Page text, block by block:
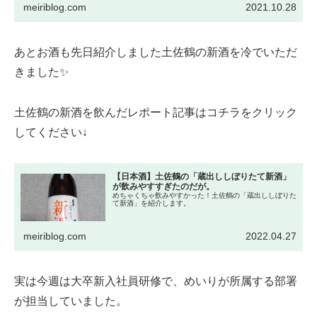
meiriblog.com 2021.10.28
あとお酒も先日紹介しました土佐鶴の新酒を冷でいただ
きました✨
土佐鶴の新酒を飲んだレポート記事はコチラをクリック
してください↓
【日本酒】土佐鶴の「蔵出ししぼりたて新酒」
が飲みやすすぎたのだが。
めちゃくちゃ飲みやすかった！土佐鶴の「蔵出ししぼりた
て新酒」を紹介します。
meiriblog.com 2022.04.27
実は今週は大卒新入社員研修で、めいりが所属する部署
が担当していました。